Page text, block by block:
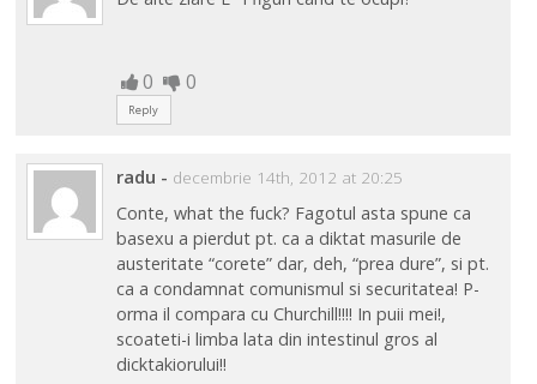
0 0
Reply
radu - decembrie 14th, 2012 at 20:25
Conte, what the fuck? Fagotul asta spune ca
basexu a pierdut pt. ca a diktat masurile de
austeritate “corete” dar, deh, “prea dure”, si pt.
ca a condamnat comunismul si securitatea! P-
orma il compara cu Churchill!!!! In puii mei!,
scoateti-i limba lata din intestinul gros al
dicktakiorului!!